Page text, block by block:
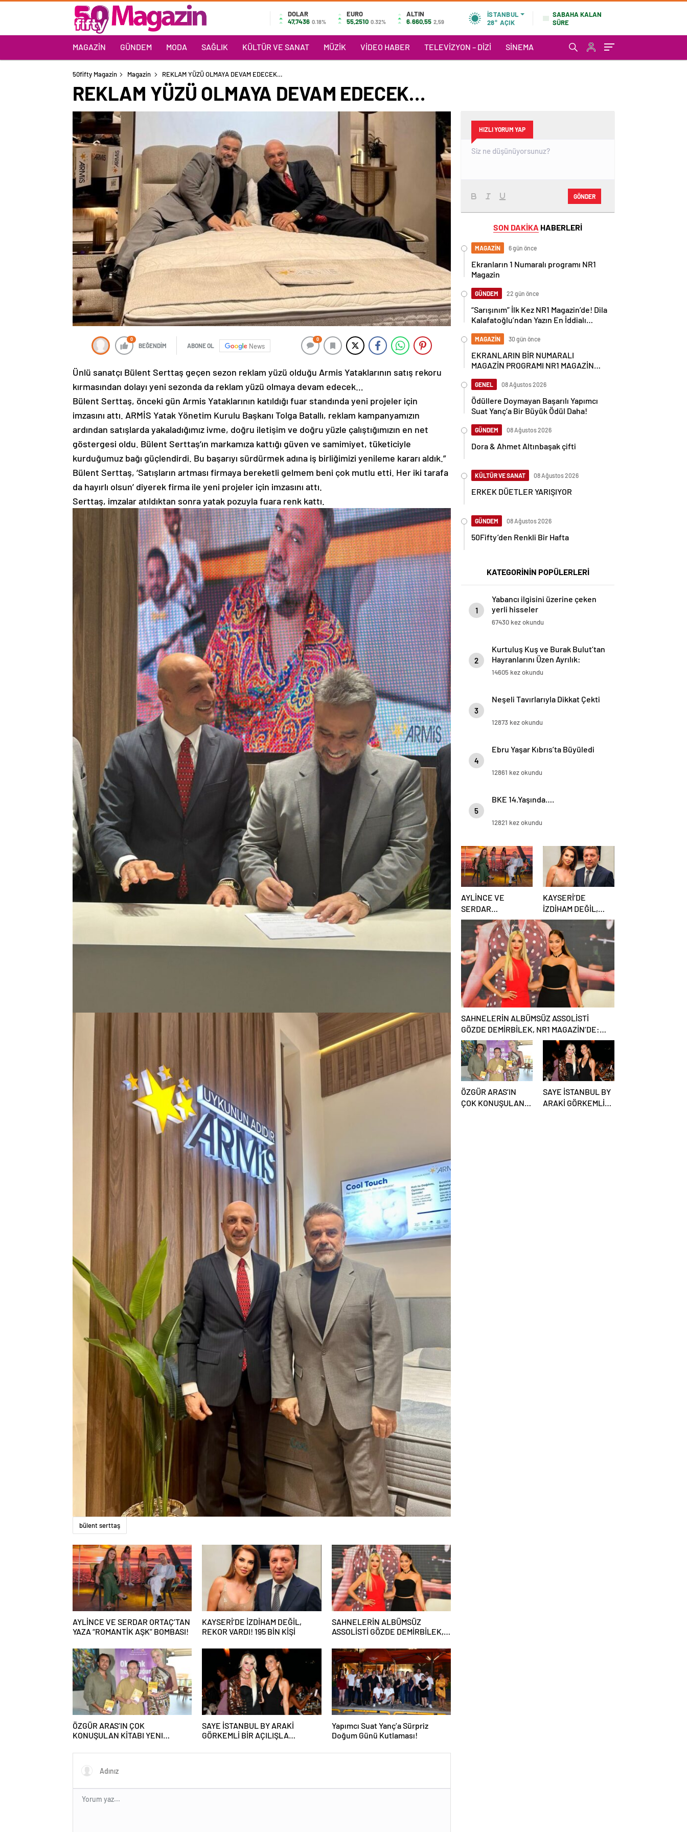
DOLAR
47,7436 0.18%
EURO
55,2510 0.32%
ALTIN
6.660,55 2,59
İSTANBUL
28° AÇIK
SABAHA KALAN
SÜRE
MAGAZIN GÜNDEM MODA SAĞLIK KÜLTÜR VE SANAT MÜZIK VIDEO HABER TELEVIZYON – DIZI SINEMA
50fifty Magazin Magazin REKLAM YÜZÜ OLMAYA DEVAM EDECEK…
REKLAM YÜZÜ OLMAYA DEVAM EDECEK…
0
BEĞENDİM ABONE OL News
0
Ünlü sanatçı Bülent Serttaş geçen sezon reklam yüzü olduğu Armis Yataklarının satış rekoru
kırmasından dolayı yeni sezonda da reklam yüzü olmaya devam edecek…
Bülent Serttaş, önceki gün Armis Yataklarının katıldığı fuar standında yeni projeler için
imzasını attı. ARMİS Yatak Yönetim Kurulu Başkanı Tolga Batallı, reklam kampanyamızın
ardından satışlarda yakaladığımız ivme, doğru iletişim ve doğru yüzle çalıştığımızın en net
göstergesi oldu. Bülent Serttaş’ın markamıza kattığı güven ve samimiyet, tüketiciyle
kurduğumuz bağı güçlendirdi. Bu başarıyı sürdürmek adına iş birliğimizi yenileme kararı aldık.”
Bülent Serttaş, ‘Satışların artması firmaya bereketli gelmem beni çok mutlu etti. Her iki tarafa
da hayırlı olsun’ diyerek firma ile yeni projeler için imzasını attı.
Serttaş, imzalar atıldıktan sonra yatak pozuyla fuara renk kattı.
bülent serttaş
AYLİNCE VE SERDAR ORTAÇ’TAN
YAZA “ROMANTİK AŞK” BOMBASI!
KAYSERİ’DE İZDİHAM DEĞİL,
REKOR VARDI! 195 BİN KİŞİ
SAHNELERİN ALBÜMSÜZ
ASSOLİSTİ GÖZDE DEMİRBİLEK,
OLARAK VAR OLACAĞIM!”
ÖZGÜR ARAS’IN ÇOK
KONUŞULAN KİTABI YENI
COLLECTION BODRUM’DA
SAYE İSTANBUL BY ARAKİ
GÖRKEMLİ BİR AÇILIŞLA
Yapımcı Suat Yanç’a Sürpriz
Doğum Günü Kutlaması!
HIZLI YORUM YAP
GÖNDER
SON DAKİKA HABERLERİ
MAGAZİN 6 gün önce
Ekranların 1 Numaralı programı NR1
Magazin
GÜNDEM 22 gün önce
“Sarışınım” İlk Kez NR1 Magazin’de! Dila
Kalafatoğlu’ndan Yazın En İddialı
MAGAZİN 30 gün önce
EKRANLARIN BİR NUMARALI
MAGAZİN PROGRAMI NR1 MAGAZİN
GENEL 08 Ağustos 2026
Ödüllere Doymayan Başarılı Yapımcı
Suat Yanç’a Bir Büyük Ödül Daha!
GÜNDEM 08 Ağustos 2026
Dora & Ahmet Altınbaşak çifti
KÜLTÜR VE SANAT 08 Ağustos 2026
ERKEK DÜETLER YARIŞIYOR
GÜNDEM 08 Ağustos 2026
50Fifty’den Renkli Bir Hafta
KATEGORİNİN POPÜLERLERİ
1
Yabancı ilgisini üzerine çeken
yerli hisseler
67430 kez okundu
2
Kurtuluş Kuş ve Burak Bulut’tan
Hayranlarını Üzen Ayrılık:
“Birlikte Son Sahnede, Son
14605 kez okundu
3
Neşeli Tavırlarıyla Dikkat Çekti
12873 kez okundu
4
Ebru Yaşar Kıbrıs’ta Büyüledi
12861 kez okundu
5
BKE 14.Yaşında….
12821 kez okundu
AYLİNCE VE
SERDAR
ORTAÇ’TAN YAZA
“ROMANTİK AŞK”
BOMBASI!
KAYSERİ’DE
İZDİHAM DEĞİL,
REKOR VARDI! 195
BİN KİŞİ
SAHNELERİN ALBÜMSÜZ ASSOLİSTİ
GÖZDE DEMİRBİLEK, NR1 MAGAZİN’DE:
“SON ASSOLİST OLARAK VAR OLACAĞIM!”
ÖZGÜR ARAS’IN
ÇOK KONUŞULAN
SAYE İSTANBUL BY
ARAKİ GÖRKEMLİ